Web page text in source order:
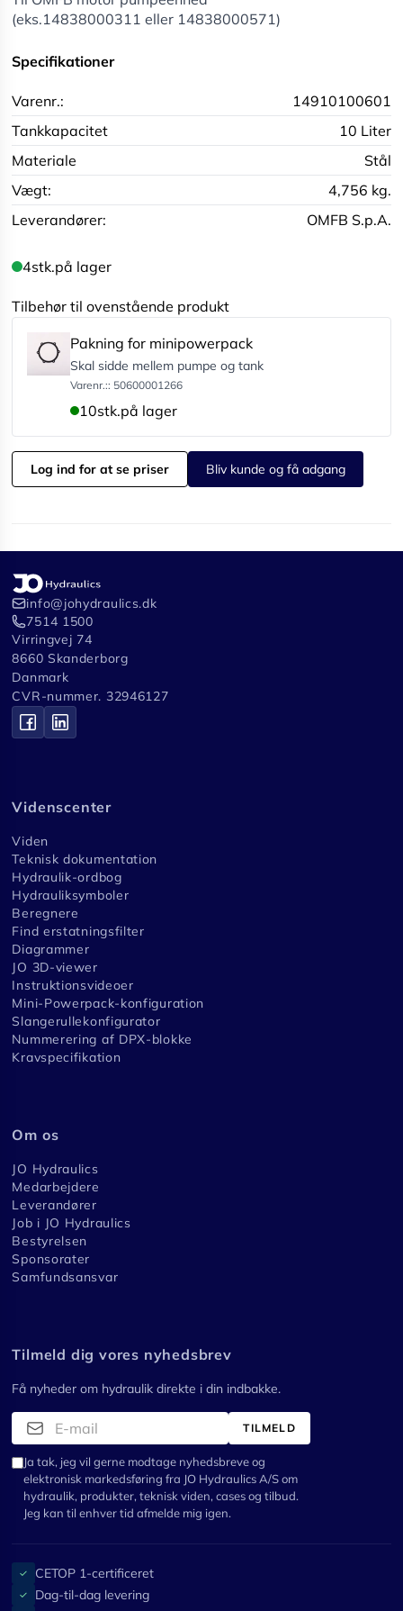
(eks.14838000311 eller 14838000571)
Specifikationer
Varenr.:
14910100601
Tankkapacitet
10 Liter
Materiale
Stål
Vægt:
4,756 kg.
Leverandører:
OMFB S.p.A.
4stk.på lager
Tilbehør til ovenstående produkt
Pakning for minipowerpack
Skal sidde mellem pumpe og tank
Varenr.:: 50600001266
10stk.på lager
Log ind for at se priser Bliv kunde og få adgang
info@johydraulics.dk
7514 1500
Virringvej 74
8660 Skanderborg
Danmark
CVR-nummer. 32946127
Videnscenter
Viden
Teknisk dokumentation
Hydraulik-ordbog
Hydrauliksymboler
Beregnere
Find erstatningsfilter
Diagrammer
JO 3D-viewer
Instruktionsvideoer
Mini-Powerpack-konfiguration
Slangerullekonfigurator
Nummerering af DPX-blokke
Kravspecifikation
Om os
JO Hydraulics
Medarbejdere
Leverandører
Job i JO Hydraulics
Bestyrelsen
Sponsorater
Samfundsansvar
Tilmeld dig vores nyhedsbrev
Få nyheder om hydraulik direkte i din indbakke.
TILMELD
Ja tak, jeg vil gerne modtage nyhedsbreve og
elektronisk markedsføring fra JO Hydraulics A/S om
hydraulik, produkter, teknisk viden, cases og tilbud.
Jeg kan til enhver tid afmelde mig igen.
✓ CETOP 1-certificeret
✓ Dag-til-dag levering